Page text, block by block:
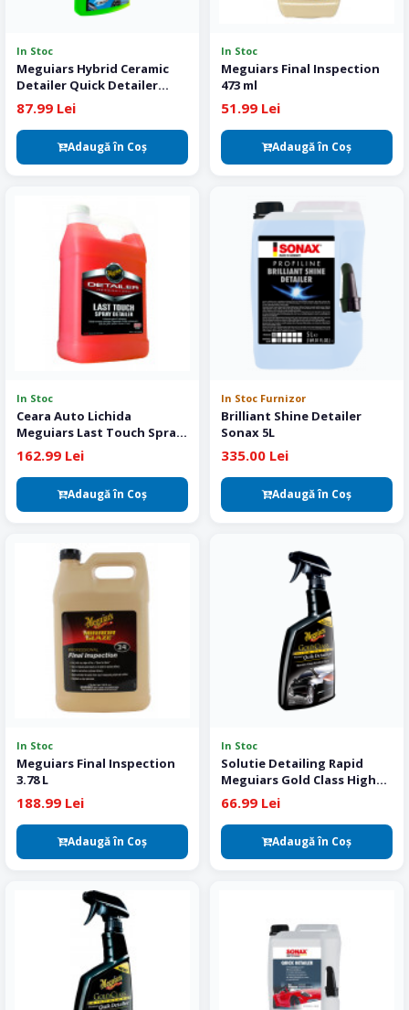
In Stoc
Meguiars Hybrid Ceramic
Detailer Quick Detailer
Ceramic 768 ml
87.99 Lei
Adaugă în Coş
In Stoc
Meguiars Final Inspection
473 ml
51.99 Lei
Adaugă în Coş
In Stoc
Ceara Auto Lichida
Meguiars Last Touch Spray
Detailer 3.78 L
162.99 Lei
Adaugă în Coş
In Stoc Furnizor
Brilliant Shine Detailer
Sonax 5L
335.00 Lei
Adaugă în Coş
In Stoc
Meguiars Final Inspection
3.78 L
188.99 Lei
Adaugă în Coş
In Stoc
Solutie Detailing Rapid
Meguiars Gold Class High
Gloss Premium Quik
Detailer
66.99 Lei
Adaugă în Coş